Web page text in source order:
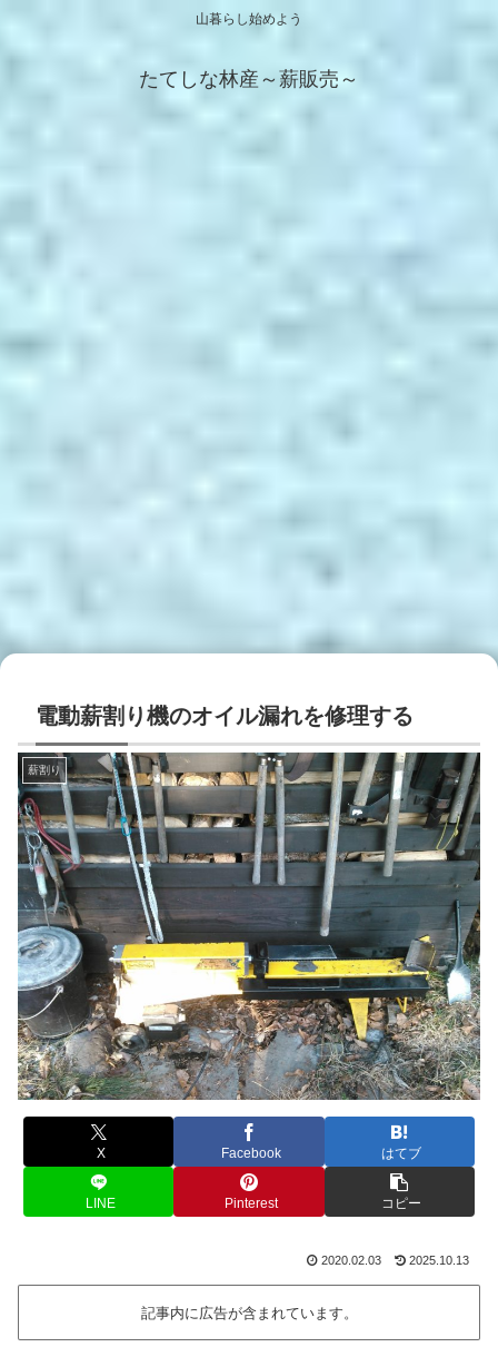
山暮らし始めよう
たてしな林産～薪販売～
電動薪割り機のオイル漏れを修理する
薪割り
X Facebook はてブ
LINE Pinterest コピー
2020.02.03 2025.10.13
記事内に広告が含まれています。